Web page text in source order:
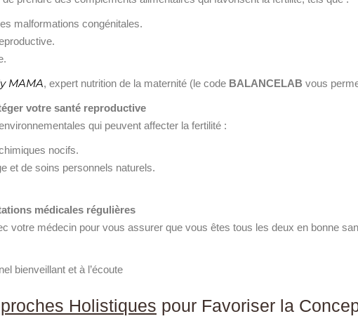
malformations congénitales.
MAMA, expert nutrition de la maternité (le code BALANCELAB vous
votre santé reproductive
qui peuvent affecter la fertilité :
nocifs.
et de soins personnels naturels.
médicales régulières
votre médecin pour vous assurer que vous êtes tous les deux en bonne
bienveillant et à l’écoute
Holistiques pour Favoriser la